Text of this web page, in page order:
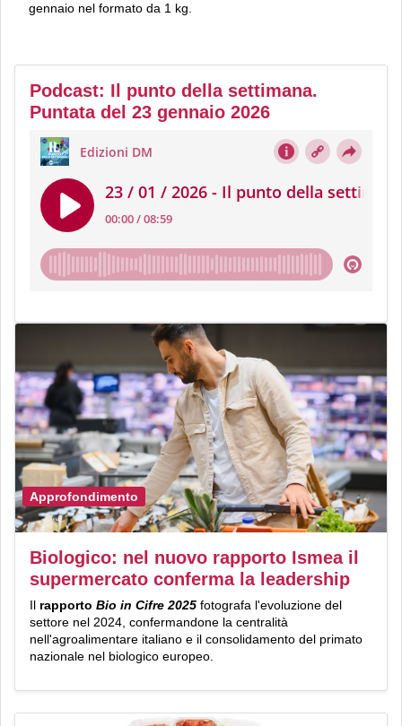
gennaio nel formato da 1 kg.
Podcast: Il punto della settimana.
Puntata del 23 gennaio 2026
Approfondimento
Biologico: nel nuovo rapporto Ismea il
supermercato conferma la leadership
Il rapporto Bio in Cifre 2025 fotografa l'evoluzione del
settore nel 2024, confermandone la centralità
nell'agroalimentare italiano e il consolidamento del primato
nazionale nel biologico europeo.